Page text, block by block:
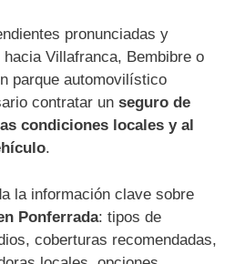
pronunciadas y
Villafranca, Bembibre o
parque automovilístico
contratar un seguro de
condiciones locales y al
.
la información clave sobre
Ponferrada: tipos de
coberturas recomendadas,